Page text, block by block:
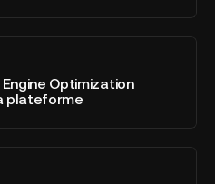
Optimization
plateforme